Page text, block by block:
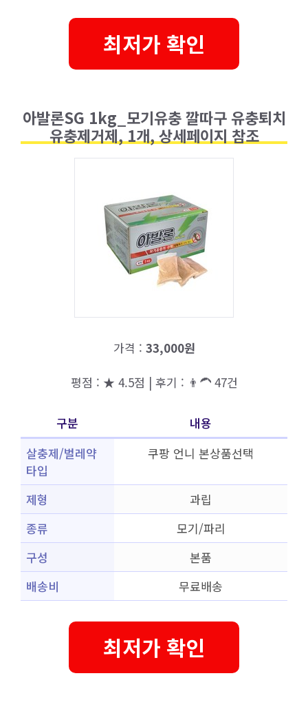
최저가 확인
아발론SG 1kg_모기유충 깔따구 유충퇴치
유충제거제, 1개, 상세페이지 참조
가격 : 33,000원
평점 : ★ 4.5점 | 후기 : 👨‍🦱 47건
구분
내용
살충제/벌레약
타입
쿠팡 언니 본상품선택
제형
과립
종류
모기/파리
구성
본품
배송비
무료배송
최저가 확인